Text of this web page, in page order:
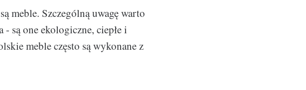
meble. Szczególną uwagę warto
są one ekologiczne, ciepłe i
meble często są wykonane z